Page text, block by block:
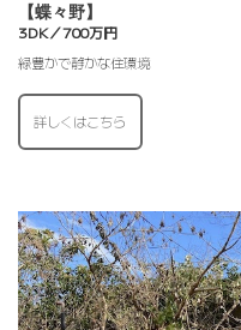
【蝶々野】
3DK／700万円
緑豊かで静かな住環境
詳しくはこちら